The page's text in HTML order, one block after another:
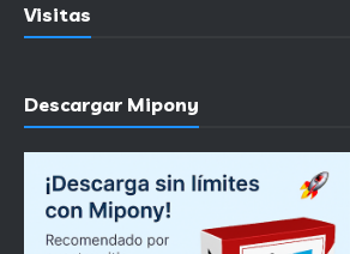
Visitas
Descargar Mipony